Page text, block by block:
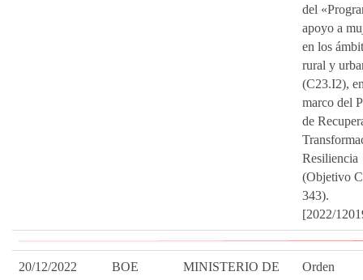
del
apoyo a
en los
rural y
(C23.I2),
marco del
de
Resiliencia
(Objetivo
343).
[2022/
20/12/2022 BOE
MINISTERIO DE
Orden